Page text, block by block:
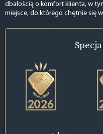
dbałością o komfort klienta, w
miejsce, do którego chętnie się